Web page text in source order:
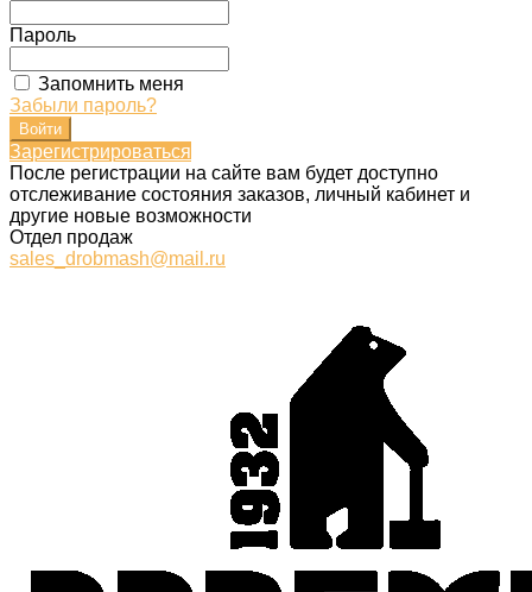
Пароль
Запомнить меня
Забыли пароль?
Зарегистрироваться
После регистрации на сайте вам будет доступно
отслеживание состояния заказов, личный кабинет и
другие новые возможности
Отдел продаж
sales_drobmash@mail.ru